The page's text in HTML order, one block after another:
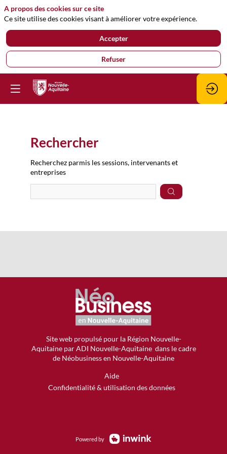
Rechercher
Recherchez parmis les sessions, intervenants et
entreprises
Site web propulsé pour la Région Nouvelle-
Aquitaine par ADI Nouvelle-Aquitaine dans le cadre
de Néobusiness en Nouvelle-Aquitaine
Aide
Confidentialité & utilisation des données
Powered by
A propos des cookies sur ce site
Ce site utilise des cookies visant à améliorer votre expérience.
Accepter
Refuser